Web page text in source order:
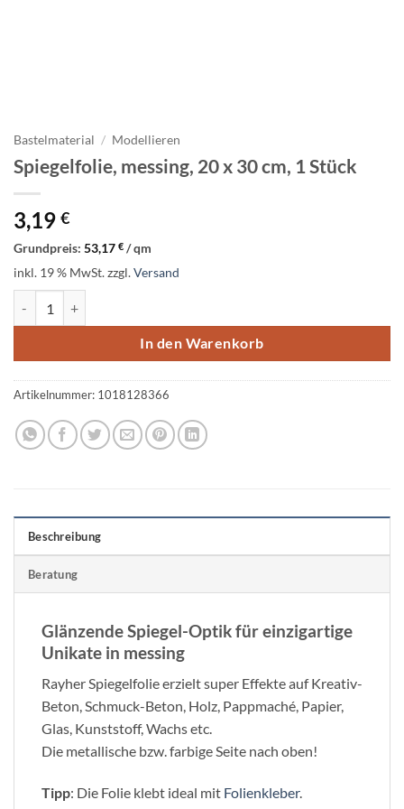
Bastelmaterial / Modellieren
Spiegelfolie, messing, 20 x 30 cm, 1 Stück
3,19 €
Grundpreis: 53,17 € /qm
inkl. 19 % MwSt.zzgl.Versand
In den Warenkorb
Artikelnummer: 1018128366
Beschreibung
Beratung
Glänzende Spiegel-Optik für einzigartige
Unikate in messing
Rayher Spiegelfolie erzielt super Effekte auf Kreativ-
Beton, Schmuck-Beton, Holz, Pappmaché, Papier,
Glas, Kunststoff, Wachs etc.
Die metallische bzw. farbige Seite nach oben!
Tipp: Die Folie klebt ideal mit Folienkleber.